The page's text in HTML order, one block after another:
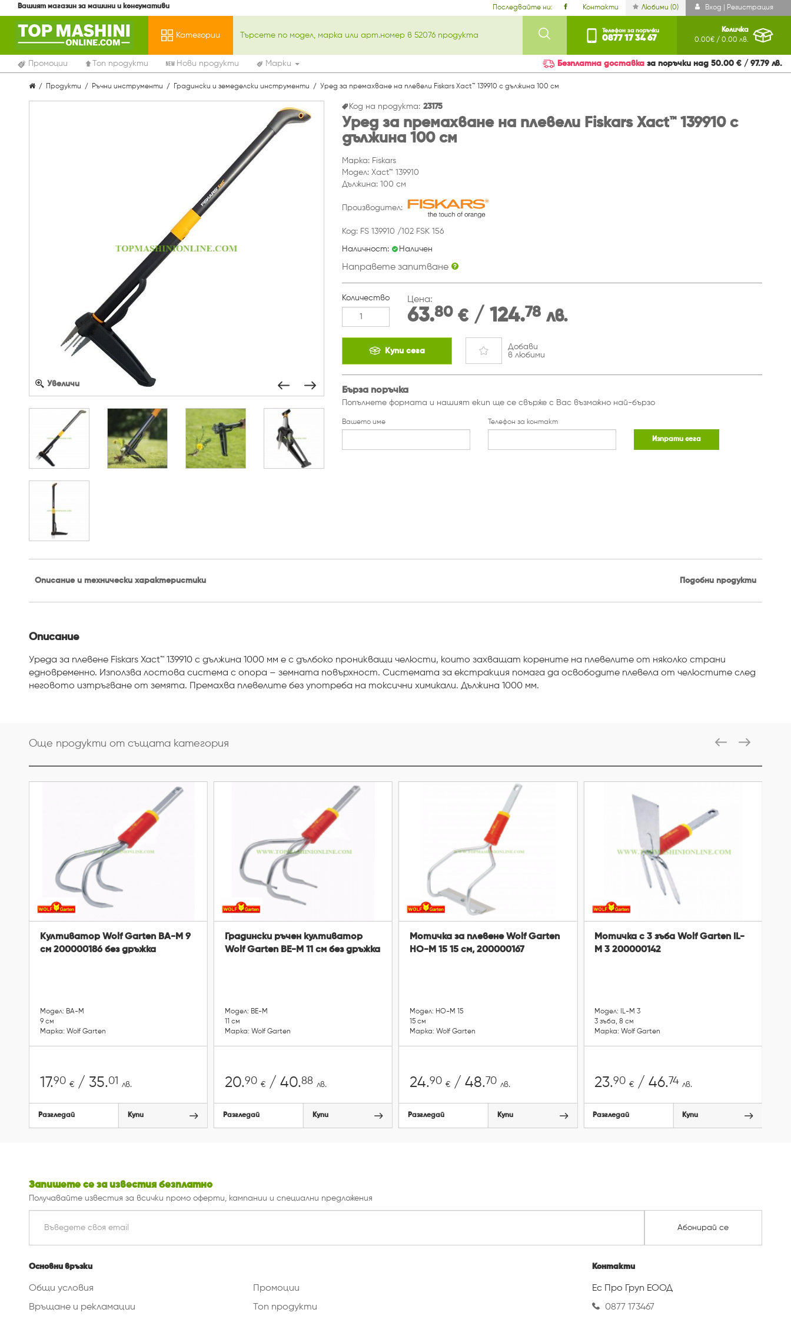
Вашият магазин за машини и консумативи Последвайте ни: Контакти Любими (0) Вход | Регистрация
Категории
Телефон за поръчки
0877 17 34 67
Количка
0.00€ / 0.00 лв.
Промоции Топ продукти Нови продукти Марки Безплатна доставка за поръчки над 50.00 € / 97.79 лв.
Продукти Ръчни инструменти Градински и земеделски инструменти Уред за премахване на плевели Fiskars Xact™ 139910 с дължина 100 см
Увеличи
Код на продукта: 23175
Уред за премахване на плевели Fiskars Xact™ 139910 с
дължина 100 см
Марка: Fiskars
Модел: Xact™ 139910
Дължина: 100 см
Производител:
Код: FS 139910 /102 FSK 156
Наличност: Наличен
Направете запитване
Количество Цена:
63.80 €/ 124.78 лв.
Купи сега
Добави
в любими
Бърза поръчка
Попълнете формата и нашият екип ще се свърже с Вас възможно най-бързо
Вашето име Телефон за контакт
Изпрати сега
Описание и технически характеристики Подобни продукти
Описание
Уреда за плевене Fiskars Xact™ 139910 с дължина 1000 мм е с дълбоко проникващи челюсти, които захващат корените на плевелите от няколко страни
едновременно. Използва лостова система с опора – земната повърхност. Системата за екстракция помага да освободите плевела от челюстите след
неговото изтръгване от земята. Премахва плевелите без употреба на токсични химикали. Дължина 1000 мм.
Още продукти от същата категория
Култиватор Wolf Garten BA-M 9
см 200000186 без дръжка
Модел: BA-M
9 см
Марка: Wolf Garten
17.90 €/ 35.01 лв.
Разгледай Купи
Градински ръчен култиватор
Wolf Garten BE-M 11 см без дръжка
Модел: BE-M
11 см
Марка: Wolf Garten
20.90 €/ 40.88 лв.
Разгледай Купи
Мотичка за плевене Wolf Garten
HO-M 15 15 см, 200000167
Модел: HO-M 15
15 см
Марка: Wolf Garten
24.90 € / 48.70 лв.
Разгледай Купи
Мотичка с 3 зъба Wolf Garten IL-
M 3 200000142
Модел: IL-M 3
3 зъба, 8 см
Марка: Wolf Garten
23.90 € / 46.74 лв.
Разгледай Купи
Запишете се за известия безплатно
Получавайте известия за всички промо оферти, кампании и специални предложения
Абонирай се
Основни връзки
Общи условия
Връщане и рекламации
Промоции
Топ продукти
Контакти
Ес Про Груп ЕООД
0877 173467